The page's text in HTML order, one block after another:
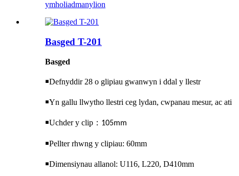
ymholiadmanylion
Basged T-201
Basged
￭Defnyddir 28 o glipiau gwanwyn i ddal y llestr
￭Yn gallu llwytho llestri ceg lydan, cwpanau mesur, ac ati
￭Uchder y clip ： 105mm
￭Pellter rhwng y clipiau: 60mm
￭Dimensiynau allanol: U116, L220, D410mm